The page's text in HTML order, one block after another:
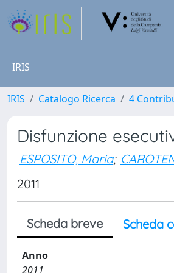
IRIS
IRIS Catalogo Ricerca 4
Disfunzione
ESPOSITO, Maria;
2011
Scheda breve Scheda
Anno
2011